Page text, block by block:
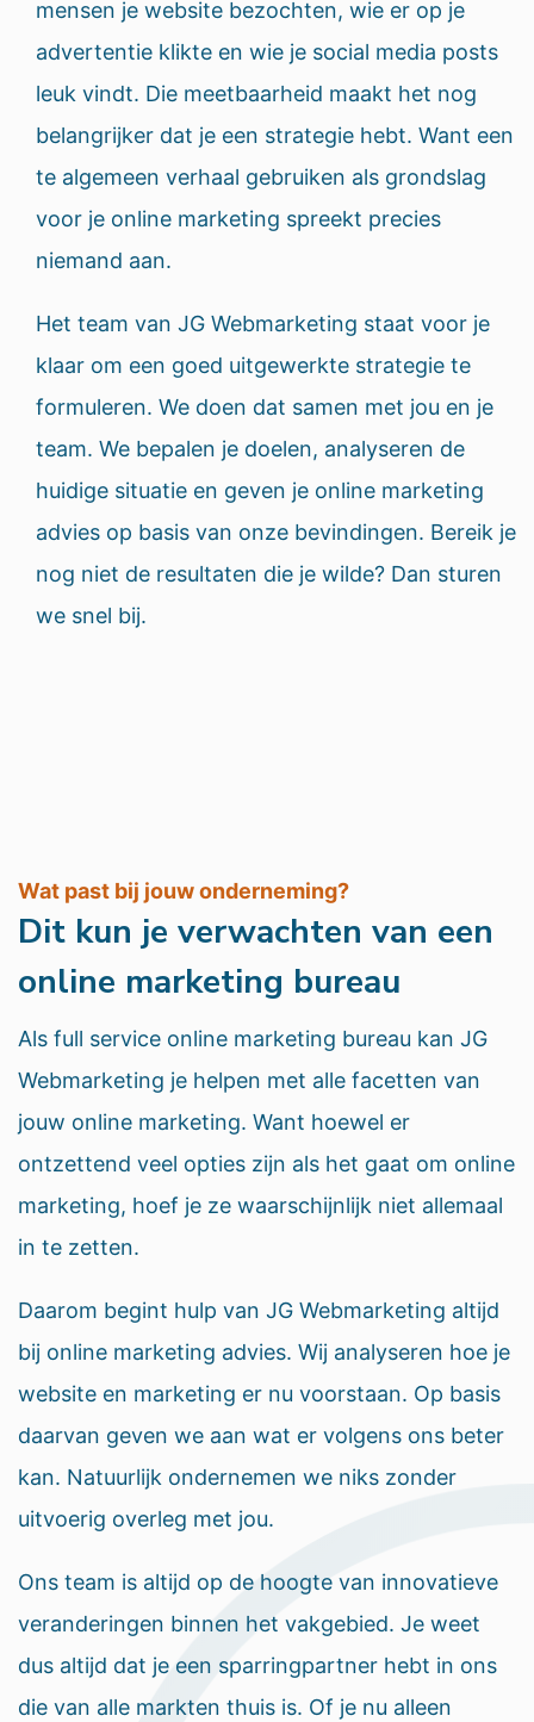
mensen je website bezochten, wie er op je
advertentie klikte en wie je social media posts
leuk vindt. Die meetbaarheid maakt het nog
belangrijker dat je een strategie hebt. Want een
te algemeen verhaal gebruiken als grondslag
voor je online marketing spreekt precies
niemand aan.
Het team van JG Webmarketing staat voor je
klaar om een goed uitgewerkte strategie te
formuleren. We doen dat samen met jou en je
team. We bepalen je doelen, analyseren de
huidige situatie en geven je online marketing
advies op basis van onze bevindingen. Bereik je
nog niet de resultaten die je wilde? Dan sturen
we snel bij.
Wat past bij jouw onderneming?
Dit kun je verwachten van een
online marketing bureau
Als full service online marketing bureau kan JG
Webmarketing je helpen met alle facetten van
jouw online marketing. Want hoewel er
ontzettend veel opties zijn als het gaat om online
marketing, hoef je ze waarschijnlijk niet allemaal
in te zetten.
Daarom begint hulp van JG Webmarketing altijd
bij online marketing advies. Wij analyseren hoe je
website en marketing er nu voorstaan. Op basis
daarvan geven we aan wat er volgens ons beter
kan. Natuurlijk ondernemen we niks zonder
uitvoerig overleg met jou.
Ons team is altijd op de hoogte van innovatieve
veranderingen binnen het vakgebied. Je weet
dus altijd dat je een sparringpartner hebt in ons
die van alle markten thuis is. Of je nu alleen